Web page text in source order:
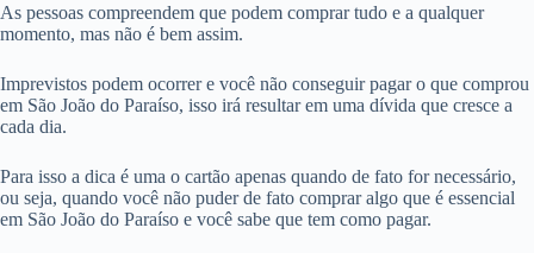
As pessoas compreendem que podem comprar tudo e a qualquer
momento, mas não é bem assim.
Imprevistos podem ocorrer e você não conseguir pagar o que comprou
em São João do Paraíso, isso irá resultar em uma dívida que cresce a
cada dia.
Para isso a dica é uma o cartão apenas quando de fato for necessário,
ou seja, quando você não puder de fato comprar algo que é essencial
em São João do Paraíso e você sabe que tem como pagar.